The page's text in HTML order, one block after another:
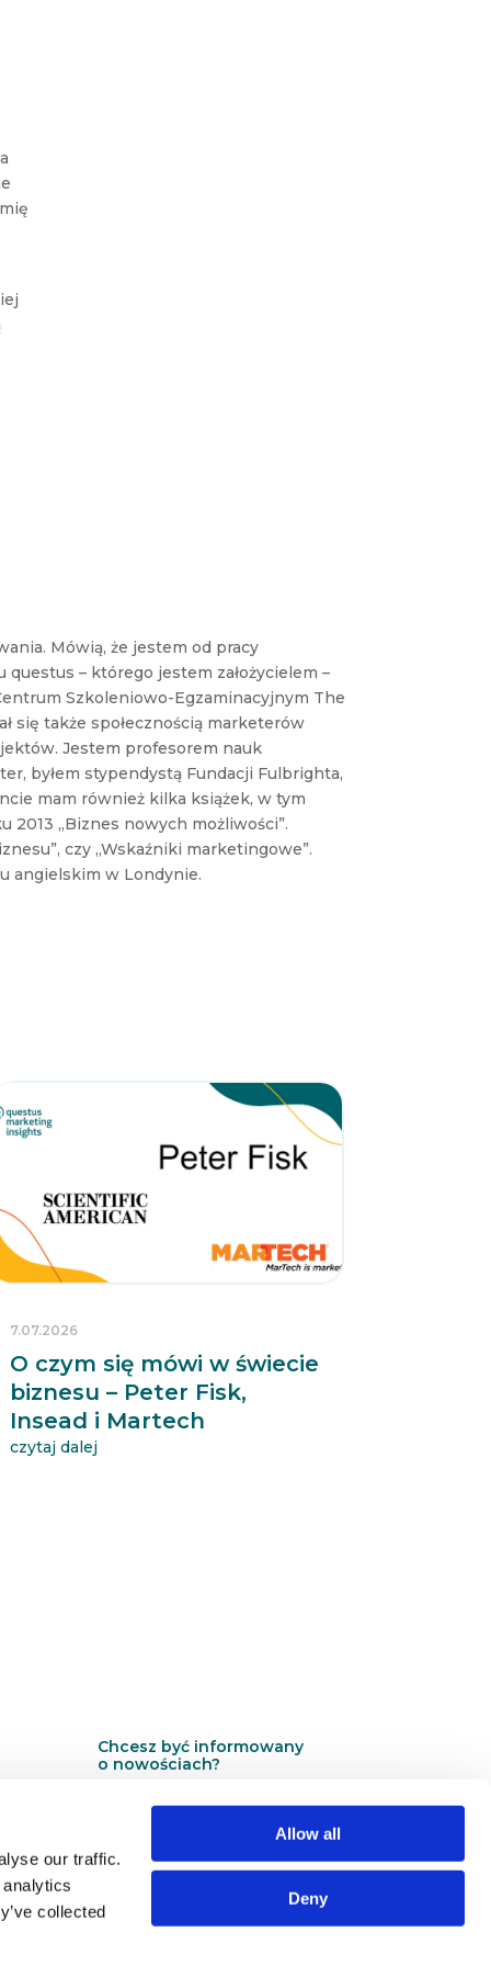
our traffic.
collected
Allow all
Deny
Mówią, że jestem od pracy
– którego jestem założycielem –
Szkoleniowo-Egzaminacyjnym The
się także społecznością marketerów
Jestem profesorem nauk
byłem stypendystą Fundacji Fulbrighta,
mam również kilka książek, w tym
2013 „Biznes nowych możliwości”.
czy „Wskaźniki marketingowe”.
angielskim w Londynie.
O czym się mówi w świecie
biznesu – Peter Fisk,
Insead i Martech
7.07.2026
czytaj dalej
Chcesz być informowany
o nowościach?
e
s
e
s
Newsletter